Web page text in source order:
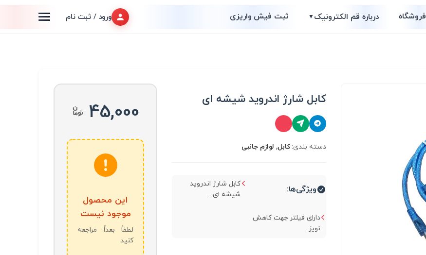
فروشگاه درباره قم الکترونیک▼ ثبت فیش واریزی ورود / ثبت نام
کابل شارژ اندروید شیشه ای
دسته بندی: کابل, لوازم جانبی
ویژگی‌ها:
کابل شارژ اندروید
شیشه ای...
دارای فیلتر جهت کاهش
نویز...
45,000
این محصول
موجود نیست
لطفاً بعداً مراجعه
کنید